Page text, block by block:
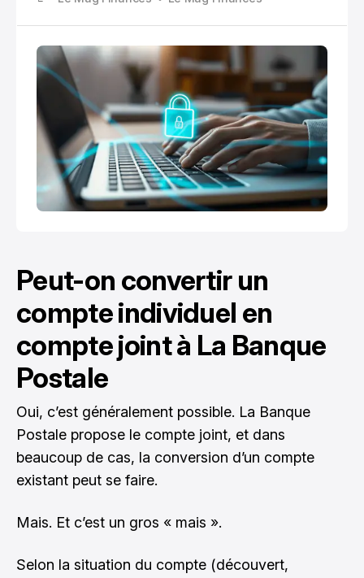
Peut-on convertir un
compte individuel en
compte joint à La Banque
Postale
Oui, c’est généralement possible. La Banque
Postale propose le compte joint, et dans
beaucoup de cas, la conversion d’un compte
existant peut se faire.
Mais. Et c’est un gros « mais ».
Selon la situation du compte (découvert,